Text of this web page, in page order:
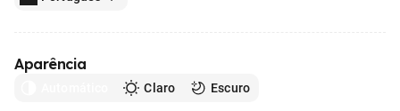
Aparência
Claro Escuro